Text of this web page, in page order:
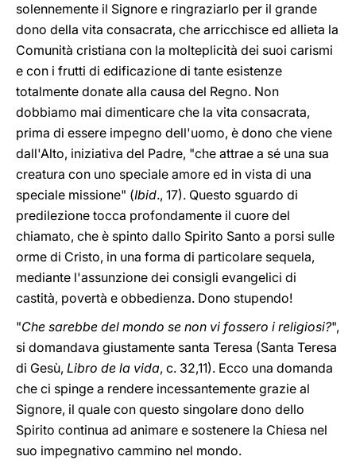
solennemente il Signore e ringraziarlo per il grande
dono della vita consacrata, che arricchisce ed allieta la
Comunità cristiana con la molteplicità dei suoi carismi
e con i frutti di edificazione di tante esistenze
totalmente donate alla causa del Regno. Non
dobbiamo mai dimenticare che la vita consacrata,
prima di essere impegno dell'uomo, è dono che viene
dall'Alto, iniziativa del Padre, "che attrae a sé una sua
creatura con uno speciale amore ed in vista di una
speciale missione" (Ibid., 17). Questo sguardo di
predilezione tocca profondamente il cuore del
chiamato, che è spinto dallo Spirito Santo a porsi sulle
orme di Cristo, in una forma di particolare sequela,
mediante l'assunzione dei consigli evangelici di
castità, povertà e obbedienza. Dono stupendo!
"Che sarebbe del mondo se non vi fossero i religiosi?",
si domandava giustamente santa Teresa (Santa Teresa
di Gesù, Libro de la vida, c. 32,11). Ecco una domanda
che ci spinge a rendere incessantemente grazie al
Signore, il quale con questo singolare dono dello
Spirito continua ad animare e sostenere la Chiesa nel
suo impegnativo cammino nel mondo.